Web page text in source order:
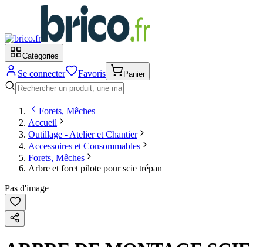
Catégories
Se connecter Favoris Panier
Forets, Mêches
Accueil
Outillage - Atelier et Chantier
Accessoires et Consommables
Forets, Mêches
Arbre et foret pilote pour scie trépan
Pas d'image